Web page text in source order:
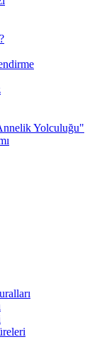
Yolculuğu"